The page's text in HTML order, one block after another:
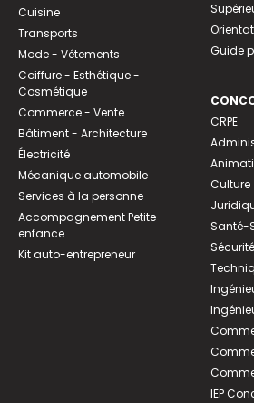
Cuisine
Transports
Mode - Vêtements
Coiffure - Esthétique -
Cosmétique
Commerce - Vente
Bâtiment - Architecture
Électricité
Mécanique automobile
Services à la personne
Accompagnement Petite
enfance
Kit auto-entrepreneur
Guide
CRPE
Culture
Santé-
Sécurité
IEP